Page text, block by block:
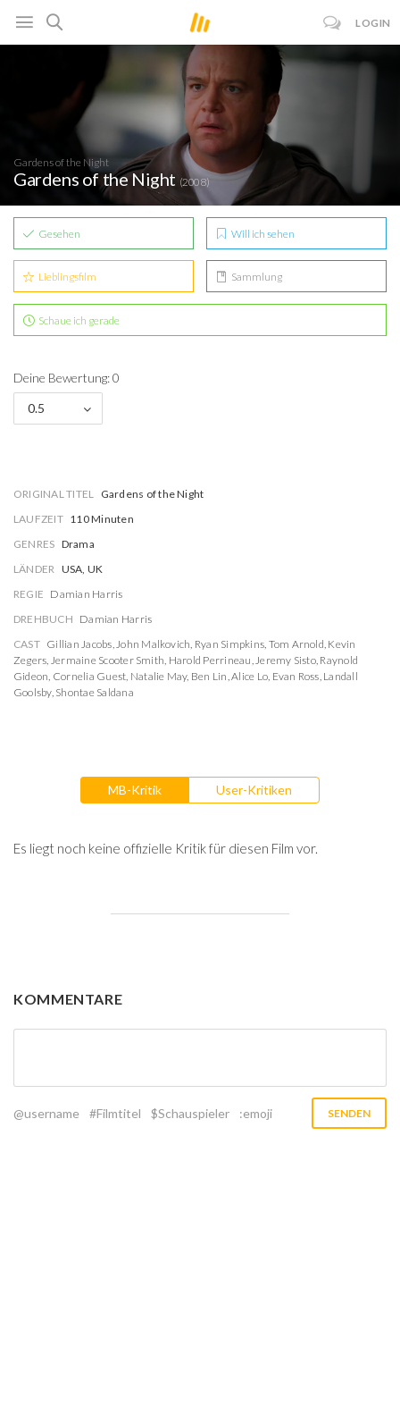
LOGIN
Gardens of the Night
Gardens of the Night (2008)
Gesehen Will ich sehen
Lieblingsfilm Sammlung
Schaue ich gerade
Deine Bewertung: 0
0.5
ORIGINAL TITEL Gardens of the Night
LAUFZEIT 110 Minuten
GENRES Drama
LÄNDER USA, UK
REGIE Damian Harris
DREHBUCH Damian Harris
CAST Gillian Jacobs,John Malkovich, Ryan Simpkins, Tom Arnold, Kevin
Zegers, Jermaine Scooter Smith, Harold Perrineau,Jeremy Sisto, Raynold
Gideon, Cornelia Guest, Natalie May, Ben Lin,Alice Lo, Evan Ross, Landall
Goolsby, Shontae Saldana
MB-Kritik User-Kritiken
Es liegt noch keine offizielle Kritik für diesen Film vor.
KOMMENTARE
@username #Filmtitel $Schauspieler :emoji